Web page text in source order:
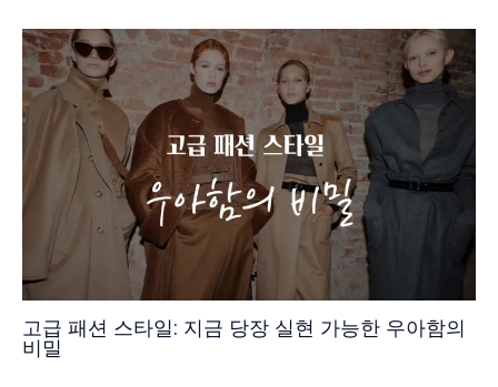
고급 패션 스타일: 지금 당장 실현 가능한 우아함의
비밀